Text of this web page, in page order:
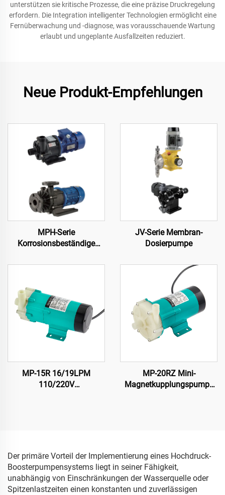
unterstützen sie kritische Prozesse, die eine präzise Druckregelung
erfordern. Die Integration intelligenter Technologien ermöglicht eine
Fernüberwachung und -diagnose, was vorausschauende Wartung
erlaubt und ungeplante Ausfallzeiten reduziert.
Neue Produkt-Empfehlungen
MPH-Serie
Korrosionsbeständige
JV-Serie Membran-
Dosierpumpe
MP-15R 16/19LPM
110/220V
MP-20RZ Mini-
Magnetkupplungspumpe
Der primäre Vorteil der Implementierung eines Hochdruck-
Boosterpumpensystems liegt in seiner Fähigkeit,
unabhängig von Einschränkungen der Wasserquelle oder
Spitzenlastzeiten einen konstanten und zuverlässigen